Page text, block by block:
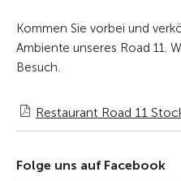
Kommen Sie vorbei und
Ambiente unseres Road 11.
Besuch.
Restaurant Road 11
Folge uns auf Facebook